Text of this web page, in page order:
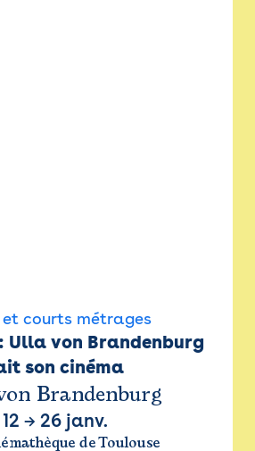
courts métrages
Ulla von Brandenburg
son cinéma
Brandenburg
12 → 26 janv.
de Toulouse